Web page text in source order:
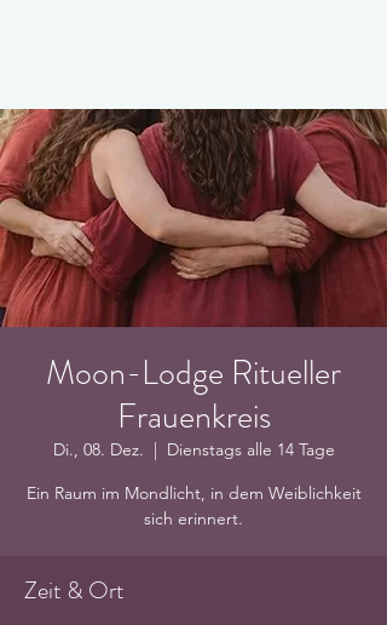
Moon-Lodge Ritueller
Frauenkreis
Di., 08. Dez.
  |
Dienstags alle 14 Tage
Ein Raum im Mondlicht, in dem Weiblichkeit
sich erinnert.
Zeit & Ort